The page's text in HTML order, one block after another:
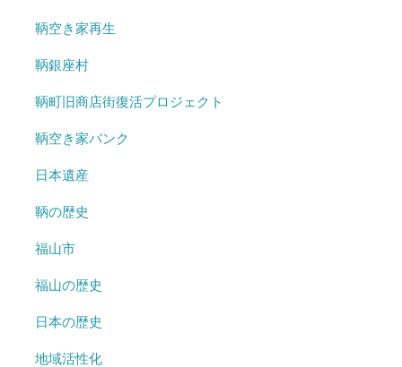
鞆空き家再生
鞆銀座村
鞆町旧商店街復活プロジェクト
鞆空き家バンク
日本遺産
鞆の歴史
福山市
福山の歴史
日本の歴史
地域活性化